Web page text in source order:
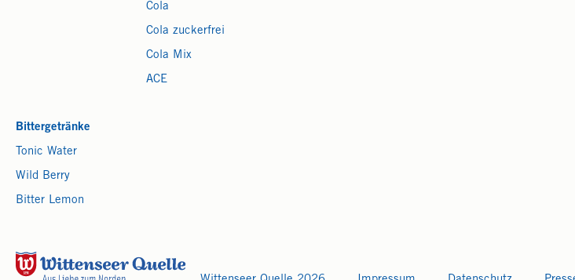
Cola
Cola zuckerfrei
Cola Mix
ACE
Bittergetränke
Tonic Water
Wild Berry
Bitter Lemon